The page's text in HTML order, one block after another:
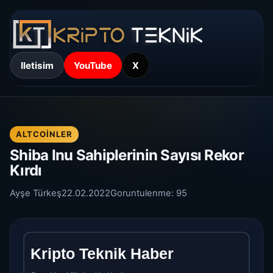
Iletisim YouTube X
ALTCOINLER
Shiba Inu Sahiplerinin Sayısı Rekor
Kırdı
Ayşe Türkeş22.02.2022Goruntulenme: 95